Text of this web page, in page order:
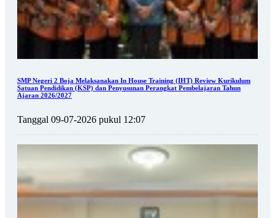
SMP Negeri 2 Boja Melaksanakan In House Training (IHT) Review Kurikulum
Satuan Pendidikan (KSP) dan Penyusunan Perangkat Pembelajaran Tahun
Ajaran 2026/2027
Tanggal 09-07-2026 pukul 12:07